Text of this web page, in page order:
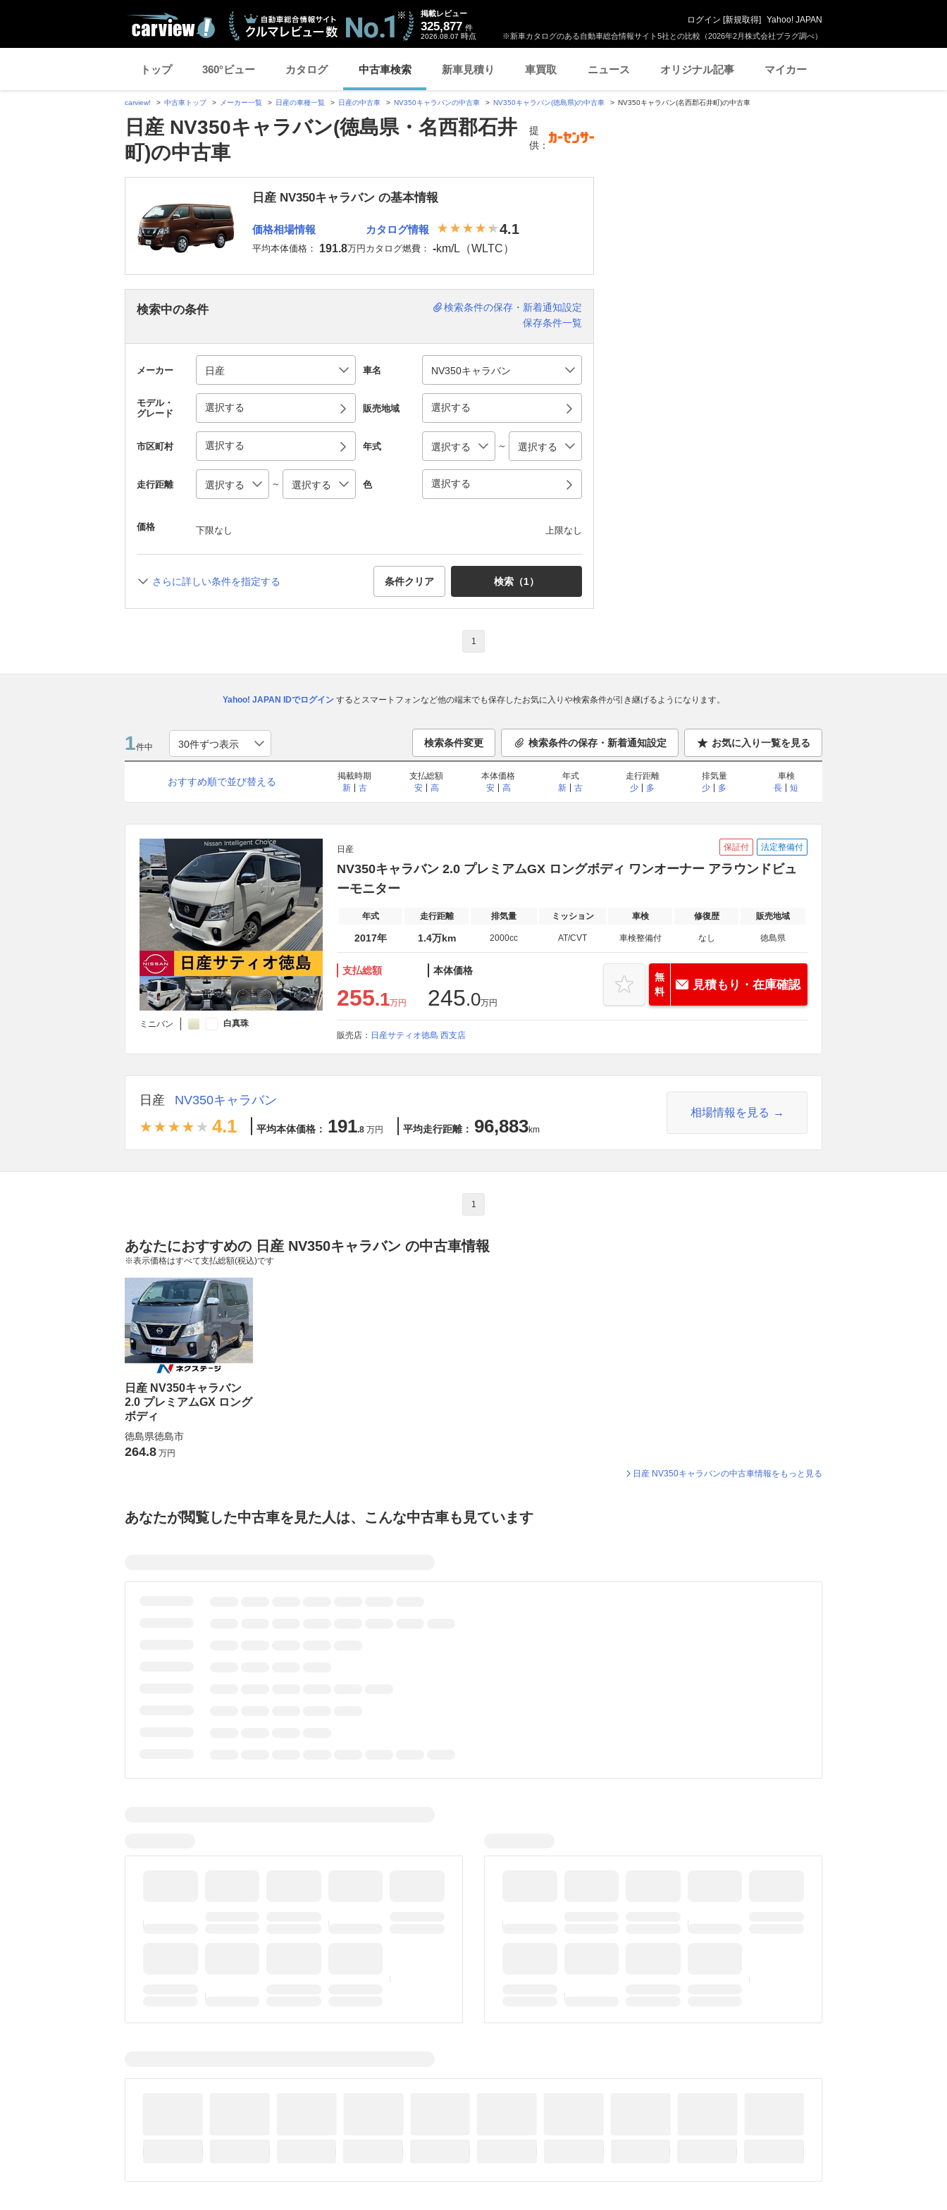
※新車カタログのある自動車総合情報サイト5社との比較（2026年2月株式会社プラグ調べ）
掲載レビュー
325,877 件
2026.08.07 時点
ログイン [新規取得] Yahoo! JAPAN
トップ 360°ビュー カタログ 中古車検索 新車見積り 車買取 ニュース オリジナル記事 マイカー
carview! 中古車トップ メーカー一覧 日産の車種一覧 日産の中古車 NV350キャラバンの中古車 NV350キャラバン(徳島県)の中古車 NV350キャラバン(名西郡石井町)の中古車
日産 NV350キャラバン(徳島県・名西郡石井
町)の中古車
提
供：
日産 NV350キャラバン の基本情報
価格相場情報
平均本体価格： 191.8万円
カタログ情報 4.1
カタログ燃費： -km/L（WLTC）
検索中の条件
検索条件の保存・新着通知設定
保存条件一覧
メーカー 車名
モデル・
グレード
選択する 販売地域 選択する
市区町村 選択する 年式 ～
走行距離 ～ 色 選択する
価格 下限なし 上限なし
さらに詳しい条件を指定する 条件クリア 検索（1）
1
Yahoo! JAPAN IDでログインするとスマートフォンなど他の端末でも保存したお気に入りや検索条件が引き継げるようになります。
1件中 検索条件変更 検索条件の保存・新着通知設定 お気に入り一覧を見る
おすすめ順で並び替える
掲載時期
新
古
支払総額
安
高
本体価格
安
高
年式
新
古
走行距離
少
多
排気量
少
多
車検
長
短
ミニバン 白真珠
日産 保証付 法定整備付
NV350キャラバン 2.0 プレミアムGX ロングボディ ワンオーナー アラウンドビュ
ーモニター
年式 走行距離 排気量 ミッション 車検 修復歴 販売地域
2017年 1.4万km 2000cc AT/CVT 車検整備付 なし 徳島県
支払総額
255.1万円
本体価格
245.0万円
無
料
見積もり・在庫確認
販売店： 日産サティオ徳島 西支店
日産 NV350キャラバン
4.1 平均本体価格： 191.8 万円 平均走行距離： 96,883km
相場情報を見る
1
あなたにおすすめの 日産 NV350キャラバン の中古車情報
※表示価格はすべて支払総額(税込)です
日産 NV350キャラバン
2.0 プレミアムGX ロング
ボディ
徳島県徳島市
264.8 万円
日産 NV350キャラバンの中古車情報をもっと見る
あなたが閲覧した中古車を見た人は、こんな中古車も見ています